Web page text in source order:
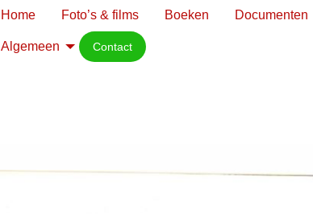
Home Foto’s & films Boeken Documenten
Algemeen Contact